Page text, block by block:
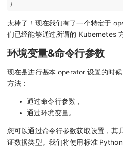
}
太棒了！现在我们有了一个特定于
们已经能够通过所谓的 Kubernetes
环境变量&命令行参数
现在是进行基本 operator 设置的时
方法：
通过命令行参数，
通过环境变量。
您可以通过命令行参数获取设置，其
证数据类型。我们将使用标准